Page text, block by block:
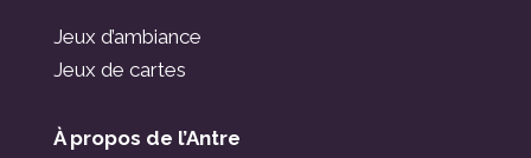
Jeux d’ambiance
Jeux de cartes
À propos de l’Antre